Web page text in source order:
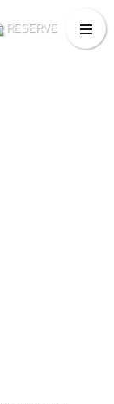
RESERVE